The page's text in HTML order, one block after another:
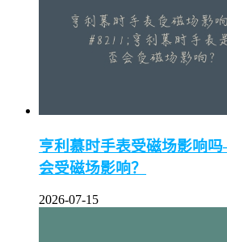
亨利慕时手表受磁场影响
会受磁场影响？
2026-07-15